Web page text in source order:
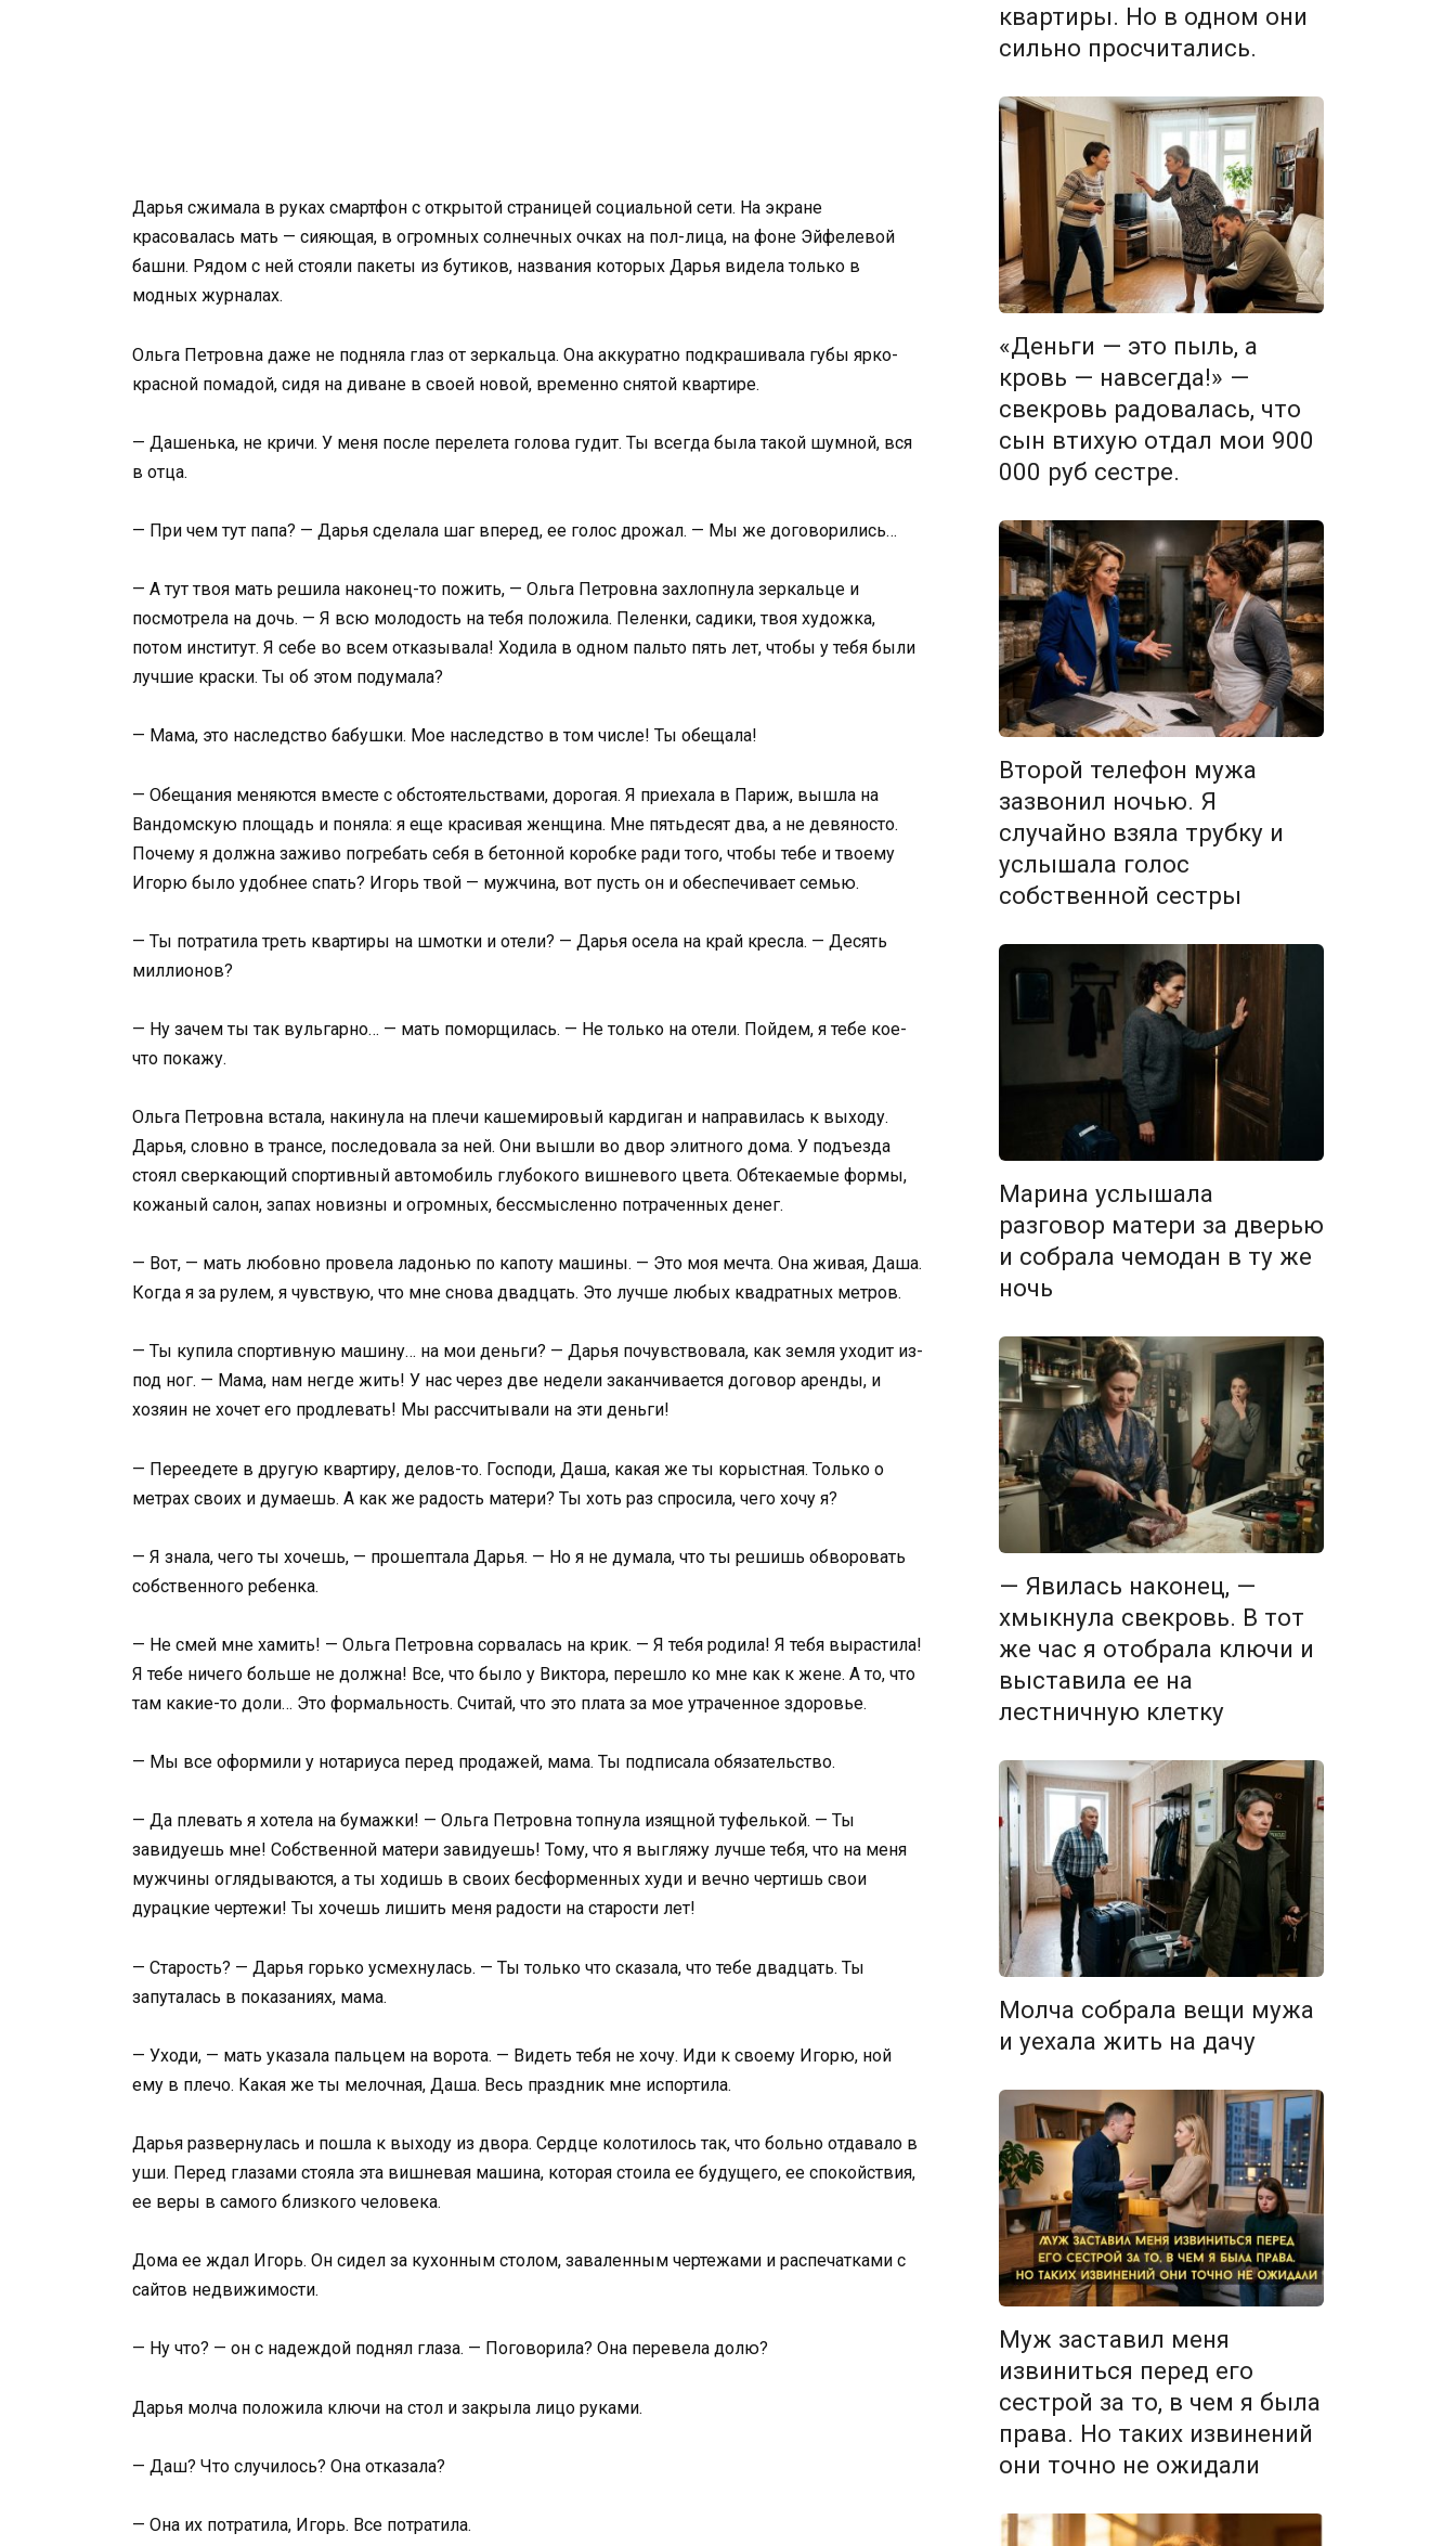
Дарья сжимала в руках смартфон с открытой страницей социальной сети. На экране
красовалась мать — сияющая, в огромных солнечных очках на пол-лица, на фоне Эйфелевой
башни. Рядом с ней стояли пакеты из бутиков, названия которых Дарья видела только в
модных журналах.
Ольга Петровна даже не подняла глаз от зеркальца. Она аккуратно подкрашивала губы ярко-
красной помадой, сидя на диване в своей новой, временно снятой квартире.
— Дашенька, не кричи. У меня после перелета голова гудит. Ты всегда была такой шумной, вся
в отца.
— При чем тут папа? — Дарья сделала шаг вперед, ее голос дрожал. — Мы же договорились…
— А тут твоя мать решила наконец-то пожить, — Ольга Петровна захлопнула зеркальце и
посмотрела на дочь. — Я всю молодость на тебя положила. Пеленки, садики, твоя художка,
потом институт. Я себе во всем отказывала! Ходила в одном пальто пять лет, чтобы у тебя были
лучшие краски. Ты об этом подумала?
— Мама, это наследство бабушки. Мое наследство в том числе! Ты обещала!
— Обещания меняются вместе с обстоятельствами, дорогая. Я приехала в Париж, вышла на
Вандомскую площадь и поняла: я еще красивая женщина. Мне пятьдесят два, а не девяносто.
Почему я должна заживо погребать себя в бетонной коробке ради того, чтобы тебе и твоему
Игорю было удобнее спать? Игорь твой — мужчина, вот пусть он и обеспечивает семью.
— Ты потратила треть квартиры на шмотки и отели? — Дарья осела на край кресла. — Десять
миллионов?
— Ну зачем ты так вульгарно… — мать поморщилась. — Не только на отели. Пойдем, я тебе кое-
что покажу.
Ольга Петровна встала, накинула на плечи кашемировый кардиган и направилась к выходу.
Дарья, словно в трансе, последовала за ней. Они вышли во двор элитного дома. У подъезда
стоял сверкающий спортивный автомобиль глубокого вишневого цвета. Обтекаемые формы,
кожаный салон, запах новизны и огромных, бессмысленно потраченных денег.
— Вот, — мать любовно провела ладонью по капоту машины. — Это моя мечта. Она живая, Даша.
Когда я за рулем, я чувствую, что мне снова двадцать. Это лучше любых квадратных метров.
— Ты купила спортивную машину… на мои деньги? — Дарья почувствовала, как земля уходит из-
под ног. — Мама, нам негде жить! У нас через две недели заканчивается договор аренды, и
хозяин не хочет его продлевать! Мы рассчитывали на эти деньги!
— Переедете в другую квартиру, делов-то. Господи, Даша, какая же ты корыстная. Только о
метрах своих и думаешь. А как же радость матери? Ты хоть раз спросила, чего хочу я?
— Я знала, чего ты хочешь, — прошептала Дарья. — Но я не думала, что ты решишь обворовать
собственного ребенка.
— Не смей мне хамить! — Ольга Петровна сорвалась на крик. — Я тебя родила! Я тебя вырастила!
Я тебе ничего больше не должна! Все, что было у Виктора, перешло ко мне как к жене. А то, что
там какие-то доли… Это формальность. Считай, что это плата за мое утраченное здоровье.
— Мы все оформили у нотариуса перед продажей, мама. Ты подписала обязательство.
— Да плевать я хотела на бумажки! — Ольга Петровна топнула изящной туфелькой. — Ты
завидуешь мне! Собственной матери завидуешь! Тому, что я выгляжу лучше тебя, что на меня
мужчины оглядываются, а ты ходишь в своих бесформенных худи и вечно чертишь свои
дурацкие чертежи! Ты хочешь лишить меня радости на старости лет!
— Старость? — Дарья горько усмехнулась. — Ты только что сказала, что тебе двадцать. Ты
запуталась в показаниях, мама.
— Уходи, — мать указала пальцем на ворота. — Видеть тебя не хочу. Иди к своему Игорю, ной
ему в плечо. Какая же ты мелочная, Даша. Весь праздник мне испортила.
Дарья развернулась и пошла к выходу из двора. Сердце колотилось так, что больно отдавало в
уши. Перед глазами стояла эта вишневая машина, которая стоила ее будущего, ее спокойствия,
ее веры в самого близкого человека.
Дома ее ждал Игорь. Он сидел за кухонным столом, заваленным чертежами и распечатками с
сайтов недвижимости.
— Ну что? — он с надеждой поднял глаза. — Поговорила? Она перевела долю?
Дарья молча положила ключи на стол и закрыла лицо руками.
— Даш? Что случилось? Она отказала?
— Она их потратила, Игорь. Все потратила.
квартиры. Но в одном они
сильно просчитались.
«Деньги — это пыль, а
кровь — навсегда!» —
свекровь радовалась, что
сын втихую отдал мои 900
000 руб сестре.
Второй телефон мужа
зазвонил ночью. Я
случайно взяла трубку и
услышала голос
собственной сестры
Марина услышала
разговор матери за дверью
и собрала чемодан в ту же
ночь
— Явилась наконец, —
хмыкнула свекровь. В тот
же час я отобрала ключи и
выставила ее на
лестничную клетку
Молча собрала вещи мужа
и уехала жить на дачу
Муж заставил меня
извиниться перед его
сестрой за то, в чем я была
права. Но таких извинений
они точно не ожидали